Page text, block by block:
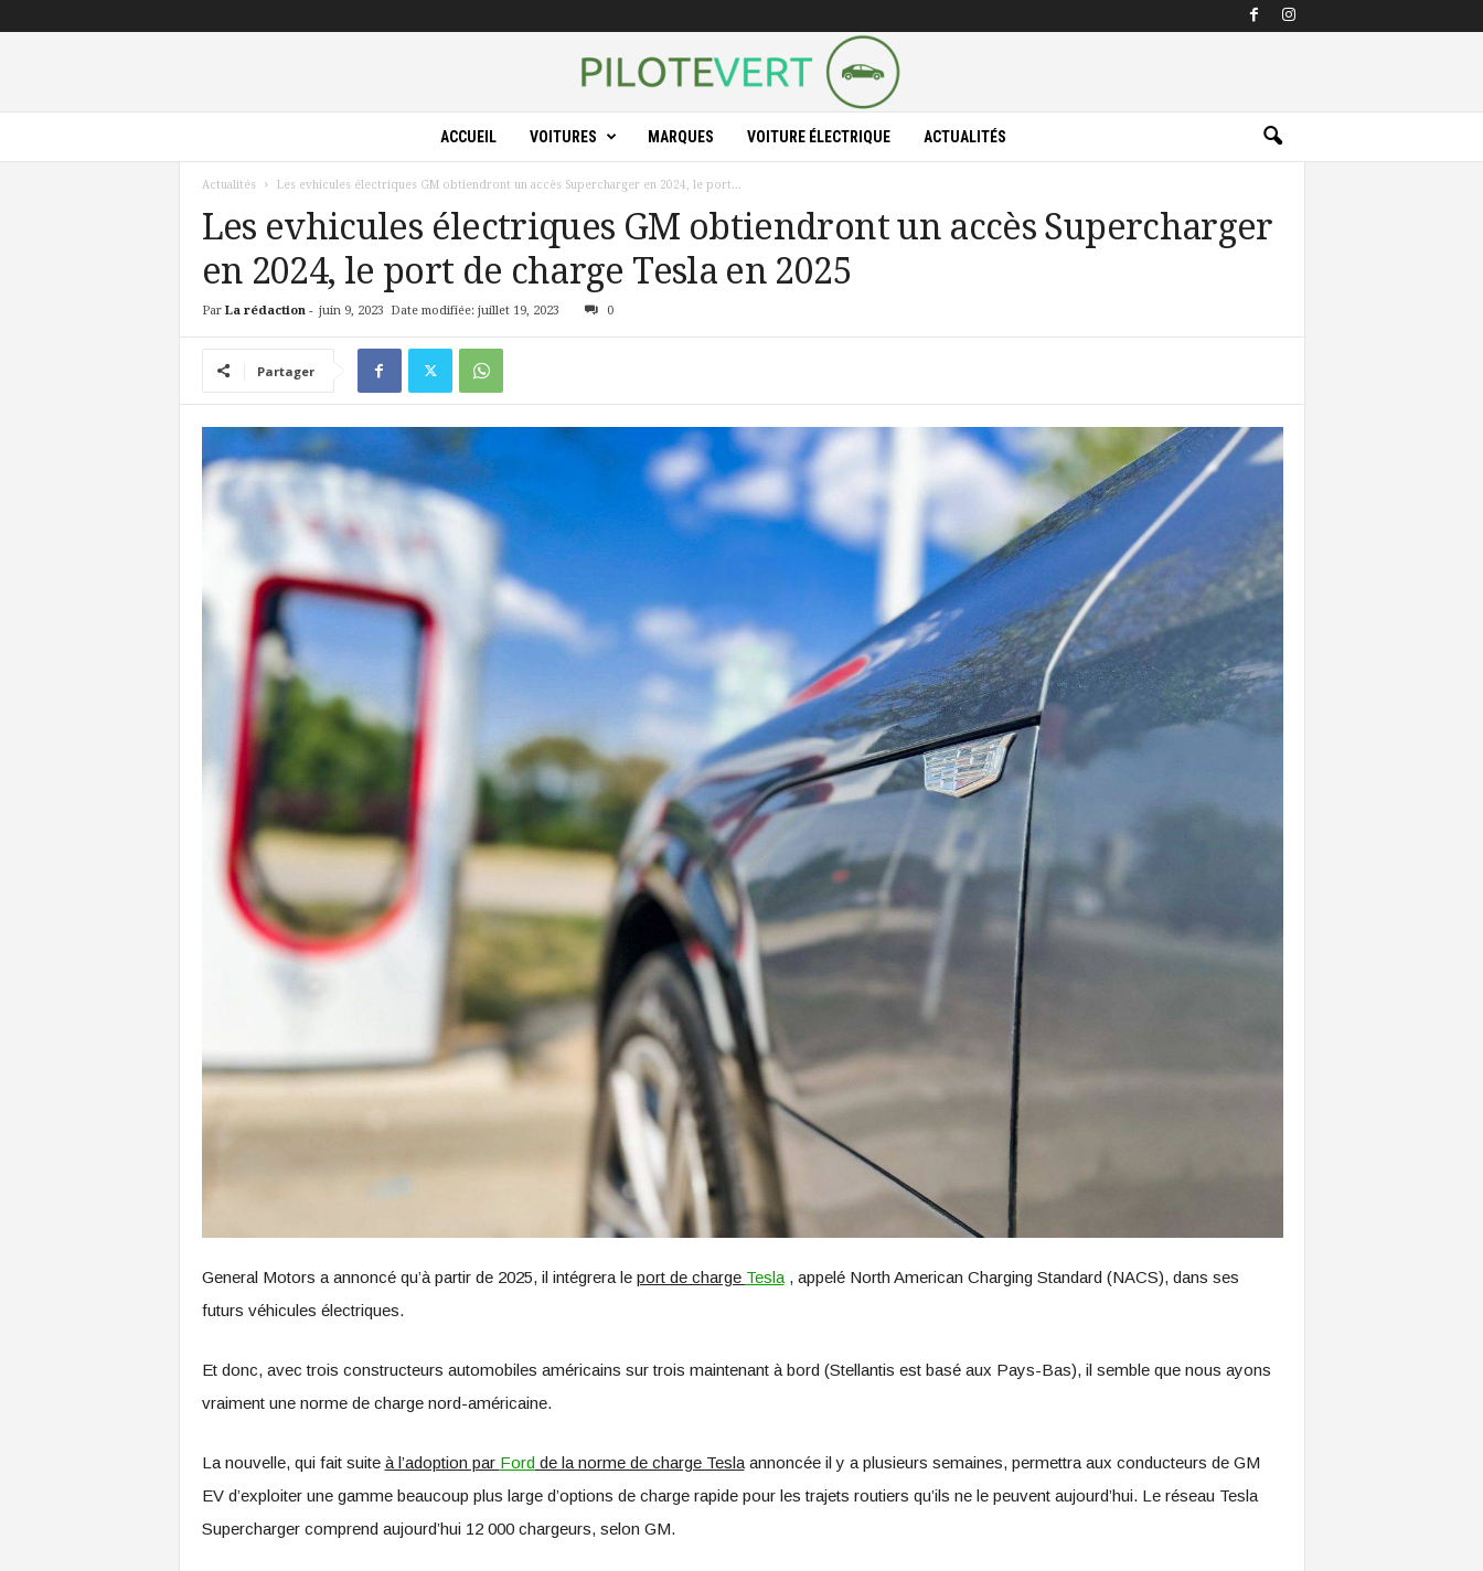
ACCUEIL VOITURES MARQUES VOITURE ÉLECTRIQUE ACTUALITÉS
Actualités Les evhicules électriques GM obtiendront un accès Supercharger en 2024, le port...
Les evhicules électriques GM obtiendront un accès Supercharger
en 2024, le port de charge Tesla en 2025
Par La rédaction- juin 9, 2023 Date modifiée: juillet 19, 2023 0
Partager
General Motors a annoncé qu’à partir de 2025, il intégrera le port de charge Tesla, appelé North American Charging Standard (NACS), dans ses
futurs véhicules électriques.
Et donc, avec trois constructeurs automobiles américains sur trois maintenant à bord (Stellantis est basé aux Pays-Bas), il semble que nous ayons
vraiment une norme de charge nord-américaine.
La nouvelle, qui fait suite à l’adoption par Fordde la norme de charge Teslaannoncée il y a plusieurs semaines, permettra aux conducteurs de GM
EV d’exploiter une gamme beaucoup plus large d’options de charge rapide pour les trajets routiers qu’ils ne le peuvent aujourd’hui. Le réseau Tesla
Supercharger comprend aujourd’hui 12 000 chargeurs, selon GM.